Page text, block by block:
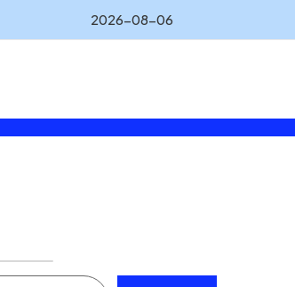
2026-08-06